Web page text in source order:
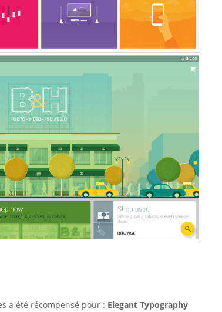
a été récompensé pour : Elegant Typography